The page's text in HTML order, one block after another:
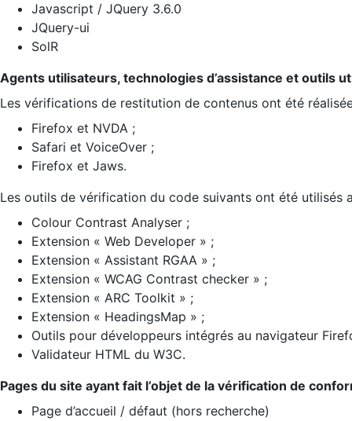
Javascript / JQuery 3.6.0
JQuery-ui
SolR
Agents utilisateurs, technologies d’assistance et outils
Les vérifications de restitution de contenus ont été
Firefox et NVDA ;
Safari et VoiceOver ;
Firefox et Jaws.
Les outils de vérification du code suivants ont été utilisés
Colour Contrast Analyser ;
Extension « Web Developer » ;
Extension « Assistant RGAA » ;
Extension « WCAG Contrast checker » ;
Extension « ARC Toolkit » ;
Extension « HeadingsMap » ;
Outils pour développeurs intégrés au navigateur
Validateur HTML du W3C.
Pages du site ayant fait l’objet de la vérification de
Page d’accueil / défaut (hors recherche)